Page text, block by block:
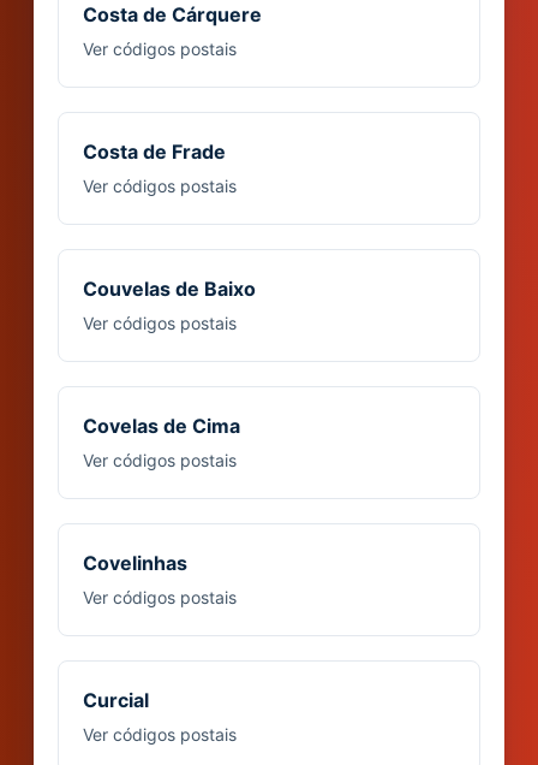
Costa de Cárquere
Ver códigos postais
Costa de Frade
Ver códigos postais
Couvelas de Baixo
Ver códigos postais
Covelas de Cima
Ver códigos postais
Covelinhas
Ver códigos postais
Curcial
Ver códigos postais